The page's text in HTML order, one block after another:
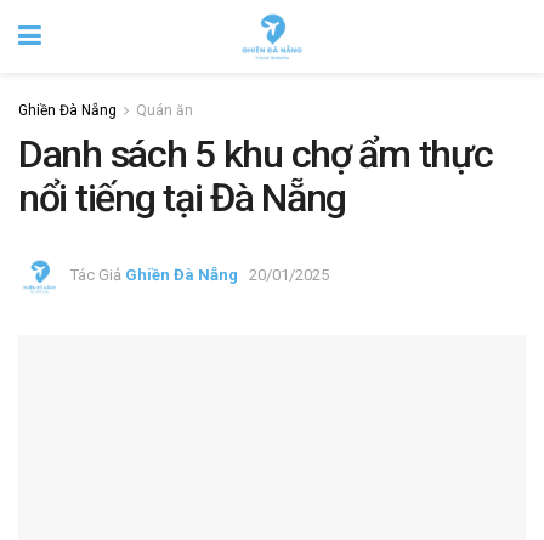
Ghiền Đà Nẵng Quán ăn
Danh sách 5 khu chợ ẩm thực
nổi tiếng tại Đà Nẵng
Tác Giả Ghiền Đà Nẵng 20/01/2025